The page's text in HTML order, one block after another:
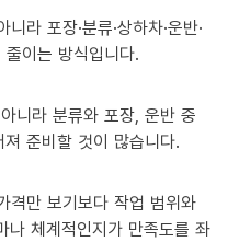
라 포장·분류·상하차·운반·
이는 방식입니다.
니라 분류와 포장, 운반 중
준비할 것이 많습니다.
격만 보기보다 작업 범위와
나 체계적인지가 만족도를 좌